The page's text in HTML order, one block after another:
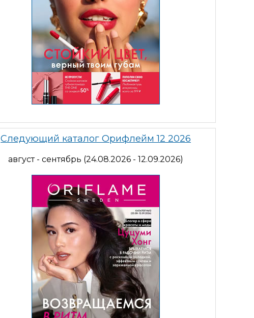
Следующий каталог Орифлейм 12 2026
август - сентябрь (24.08.2026 - 12.09.2026)